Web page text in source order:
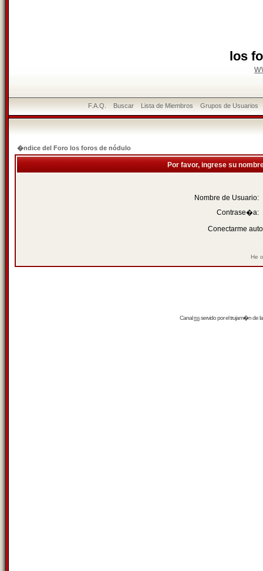
los
F.A.Q. Buscar Lista de Miembros Grupos de Usuarios
�ndice del Foro los foros de nódulo
Por favor, ingrese su
Nombre de Usuario:
Contrase�a:
Conectarme
He
Canalrssservido por eltrujam�nde